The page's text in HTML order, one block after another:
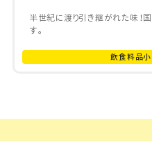
半世紀に渡り引き継がれた味！
す。
飲食料品